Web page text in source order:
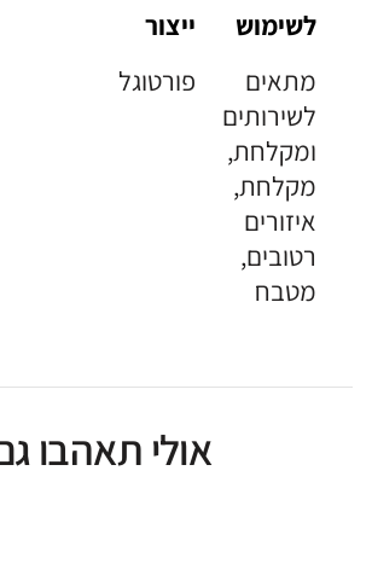
לשימוש
מתאים
לשירותים
ומקלחת,
מקלחת,
איזורים
רטובים,
מטבח
ייצור
פורטוגל
אולי תאהבו